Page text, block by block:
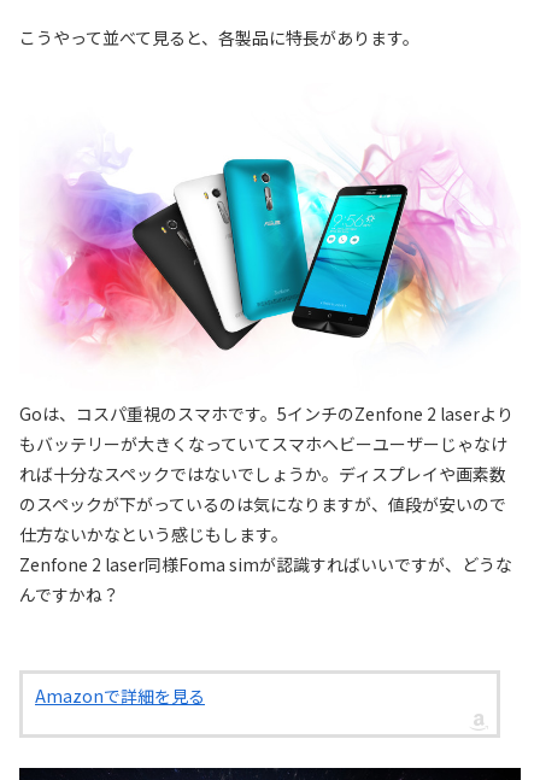
こうやって並べて見ると、各製品に特長があります。
Goは、コスパ重視のスマホです。5インチのZenfone 2 laserより
もバッテリーが大きくなっていてスマホヘビーユーザーじゃなけ
れば十分なスペックではないでしょうか。ディスプレイや画素数
のスペックが下がっているのは気になりますが、値段が安いので
仕方ないかなという感じもします。
Zenfone 2 laser同様Foma simが認識すればいいですが、どうな
んですかね？
Amazonで詳細を見る